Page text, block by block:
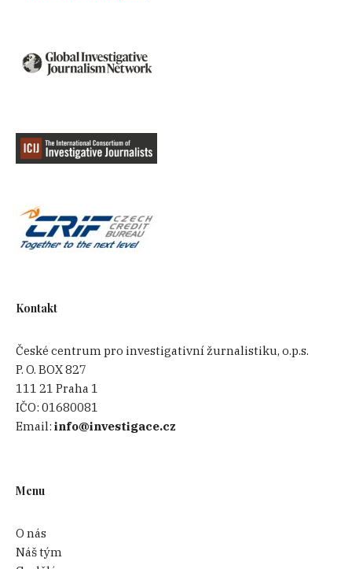
Kontakt
České centrum pro investigativní žurnalistiku, o.p.s.
P. O. BOX 827
111 21 Praha 1
IČO:01680081
Email:info@investigace.cz
Menu
O nás
Náš tým